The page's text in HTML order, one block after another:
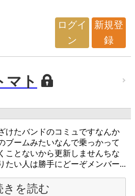
ログイ
ン
新規登
録
マト
けたバンドのコミュですなんか
ブームみたいなんで乗っかって
ことないから更新しませんちな
たい人は勝手にどーぞメンバー...
きを読む